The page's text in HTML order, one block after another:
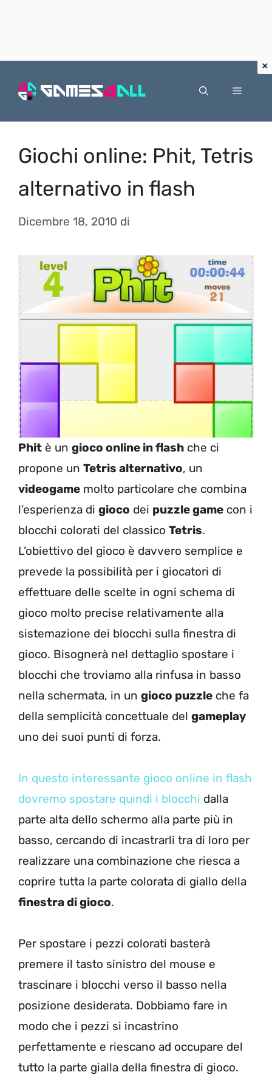
Menu
Giochi online: Phit, Tetris
alternativo in flash
Dicembre 18, 2010 di
Phit è un gioco online in flash che ci
propone un Tetris alternativo, un
videogame molto particolare che combina
l’esperienza di gioco dei puzzle game con i
blocchi colorati del classico Tetris.
L’obiettivo del gioco è davvero semplice e
prevede la possibilità per i giocatori di
effettuare delle scelte in ogni schema di
gioco molto precise relativamente alla
sistemazione dei blocchi sulla finestra di
gioco. Bisognerà nel dettaglio spostare i
blocchi che troviamo alla rinfusa in basso
nella schermata, in un gioco puzzle che fa
della semplicità concettuale del gameplay
uno dei suoi punti di forza.
In questo interessante gioco online in flash
dovremo spostare quindi i blocchi dalla
parte alta dello schermo alla parte più in
basso, cercando di incastrarli tra di loro per
realizzare una combinazione che riesca a
coprire tutta la parte colorata di giallo della
finestra di gioco.
Per spostare i pezzi colorati basterà
premere il tasto sinistro del mouse e
trascinare i blocchi verso il basso nella
posizione desiderata. Dobbiamo fare in
modo che i pezzi si incastrino
perfettamente e riescano ad occupare del
tutto la parte gialla della finestra di gioco.